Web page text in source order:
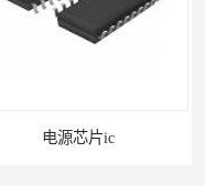
电源芯片ic